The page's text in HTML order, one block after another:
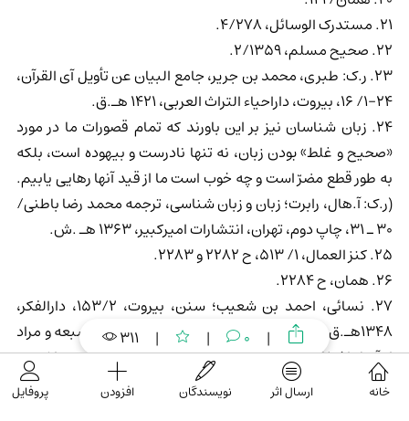
21. مستدرک الوسائل، 4/278.
22. صحیح مسلم، 2/1359.
23. ر.ک: طبری، محمد بن جریر، جامع البیان عن تأویل آی القرآن،
24-1/ 16، بیروت، داراحیاء التراث العربی، 1421 هـ.ق.
24. زبان شناسان نیز بر این باورند که تمام قصورات ما در مورد
«صحیح و غلط» بودن زبان، نه تنها نادرست و بیهوده است، بلکه
به طور قطع مضرّ است و چه خوب است ما از قید آنها رهایی یابیم.
(ر.ک: آ.هال، رابرت؛ زبان و زبان شناسی، ترجمه محمد رضا باطنی/
30 ـ 31، چاپ دوم، تهران، انتشارات امیرکبیر، 1363 هـ .ش.
25. کنز العمال، 1/ 513، ح 2282 و 2283.
26. همان، ح 2284.
27. نسائی، احمد بن شعیب؛ سنن، بیروت، 153/2، دارالفکر،
1348هـ.ق. اگرچه تا کنون در رد و قبول روایات احرف سبعه و مراد
از آنها، اختلاف نظرهایی عمیق میان پژوهشگران وجود داشته و
دارد، ولی اگر زمینه‌ها و شرایط صدور این روایات از نو بازبینی و
تحلیل شود، می‌تواند بسیاری از سوء برداشت‌ها را تصحیح کند و
311 | | 0 |
خانه ارسال اثر نویسندگان افزودن پروفایل